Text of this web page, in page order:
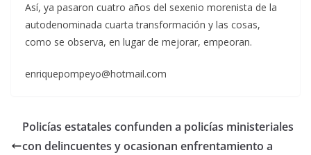
Así, ya pasaron cuatro años del sexenio morenista de la
autodenominada cuarta transformación y las cosas,
como se observa, en lugar de mejorar, empeoran.
enriquepompeyo@hotmail.com
Policías estatales confunden a policías ministeriales
con delincuentes y ocasionan enfrentamiento a